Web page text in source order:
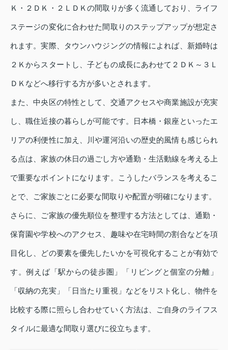
Ｋ・２ＤＫ・２ＬＤＫの間取りが多く流通しており、ライフ
ステージの変化に合わせた間取りのステップアップが想定さ
れます。実際、タウンハウジングの情報によれば、新婚時は
２Ｋからスタートし、子どもの成長にあわせて２ＤＫ～３Ｌ
ＤＫなどへ移行する方が多いとされます。
また、中央区の特性として、交通アクセスや商業施設が充実
し、職住近接の暮らしが可能です。日本橋・銀座といったエ
リアの利便性に加え、川や運河沿いの歴史的風情も感じられ
る点は、家族の休日の過ごし方や通勤・生活動線を考える上
で重要なポイントになります。こうしたバランスを考えるこ
とで、ご家族ごとに必要な間取りや配置が明確になります。
さらに、ご家族の優先順位を整理する方法としては、通勤・
保育園や学校へのアクセス、趣味や在宅時間の割合などを項
目化し、どの要素を優先したいかを可視化することが有効で
す。例えば「駅からの徒歩圏」「リビングと個室の分離」
「収納の充実」「日当たり重視」などをリスト化し、物件を
比較する際に照らし合わせていく方法は、ご自身のライフス
タイルに最適な間取り選びに役立ちます。